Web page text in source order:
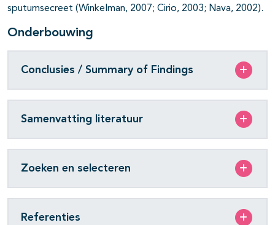
sputumsecreet (Winkelman, 2007; Cirio, 2003; Nava, 2002).
Onderbouwing
Conclusies / Summary of Findings
Samenvatting literatuur
Zoeken en selecteren
Referenties